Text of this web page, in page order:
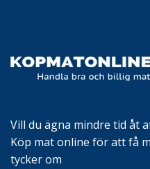
Vill du ägna mindre tid åt
Köp mat online för att få
tycker om